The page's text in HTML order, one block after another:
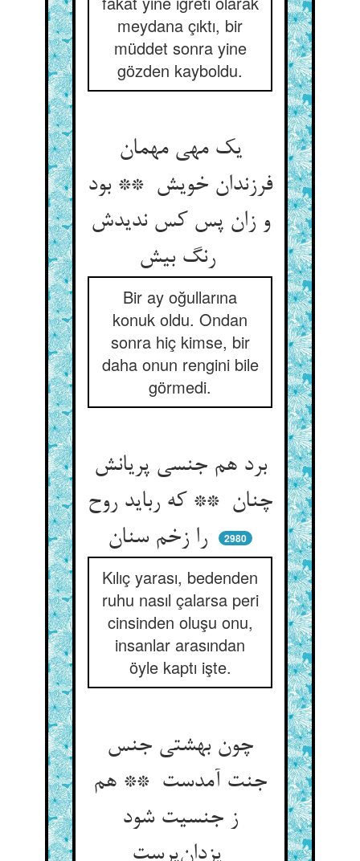
meydana çıktı, bir
müddet sonra yine
gözden kayboldu.
یک مهی مهمان
فرزندان خویش ** بود
و زان پس کس ندیدش
رنگ بیش
Bir ay oğullarına
konuk oldu. Ondan
sonra hiç kimse, bir
daha onun rengini bile
görmedi.
برد هم جنسی پریانش
چنان ** که رباید روح
2980
Kılıç yarası, bedenden
ruhu nasıl çalarsa peri
cinsinden oluşu onu,
insanlar arasından
öyle kaptı işte.
چون بهشتی جنس
جنت آمدست ** هم
ز جنسیت شود